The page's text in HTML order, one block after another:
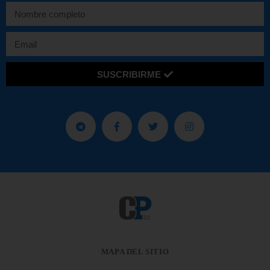
SUSCRIBIRME
MAPA DEL SITIO